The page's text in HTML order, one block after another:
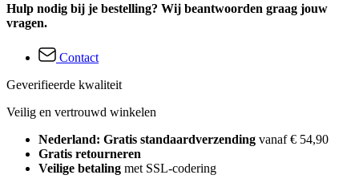
Hulp nodig bij je bestelling? Wij beantwoorden graag jouw
vragen.
Contact
Geverifieerde kwaliteit
Veilig en vertrouwd winkelen
Nederland: Gratis standaardverzending vanaf € 54,90
Gratis retourneren
Veilige betaling met SSL-codering